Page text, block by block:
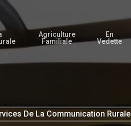
Agriculture
Familiale
En
Vedette
De La Communication Rurale